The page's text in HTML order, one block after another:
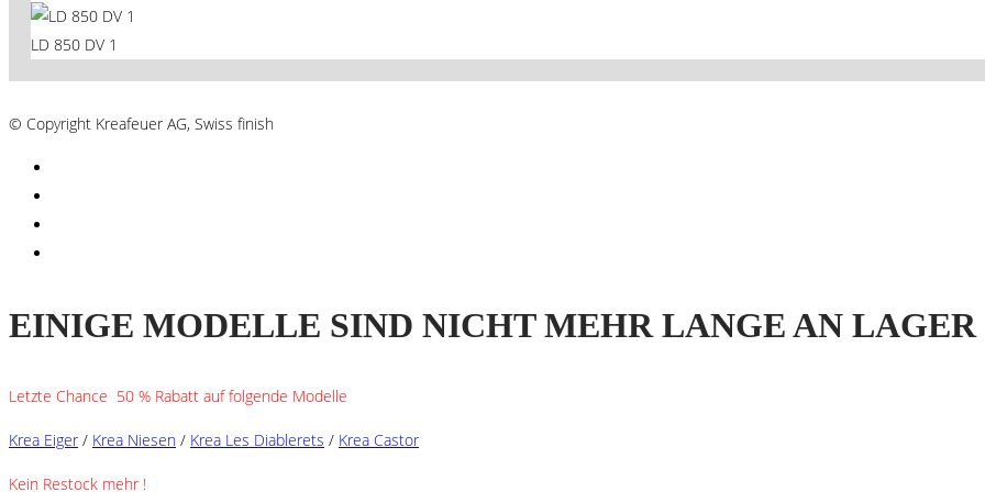
LD 850 DV 1
© Copyright Kreafeuer AG, Swiss finish
EINIGE MODELLE SIND NICHT MEHR LANGE AN LAGER
Letzte Chance 50 % Rabatt auf folgende Modelle
Krea Eiger / Krea Niesen / Krea Les Diablerets / Krea Castor
Kein Restock mehr !